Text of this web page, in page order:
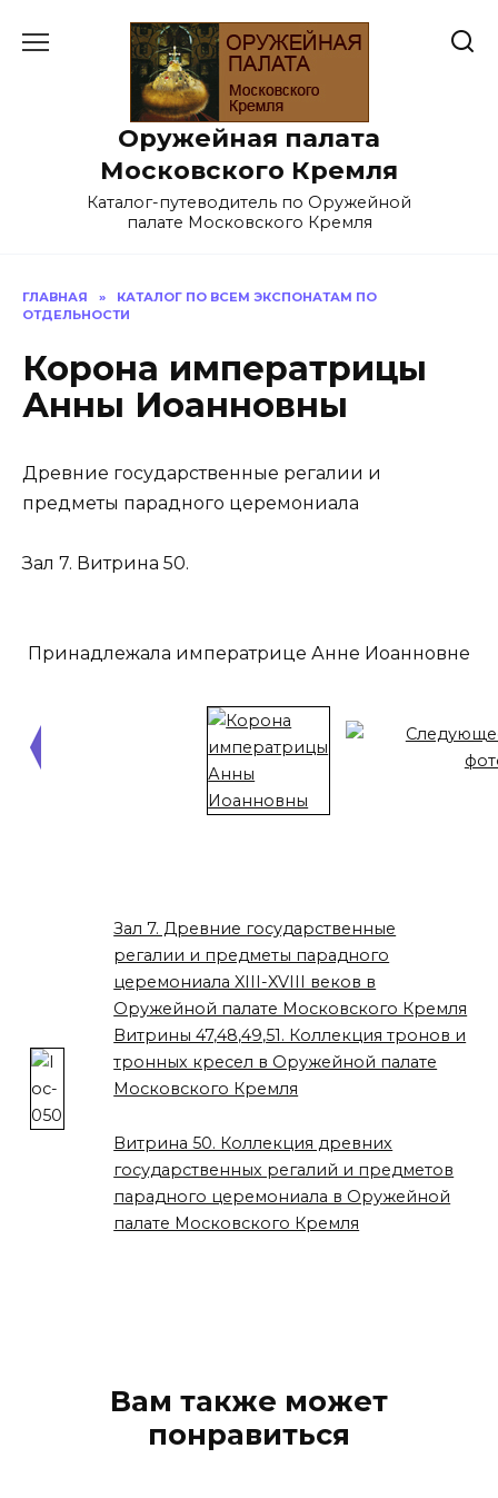
Оружейная палата
Московского Кремля
Каталог-путеводитель по Оружейной
палате Московского Кремля
ГЛАВНАЯ »
КАТАЛОГ ПО ВСЕМ ЭКСПОНАТАМ ПО
ОТДЕЛЬНОСТИ
Корона императрицы
Анны Иоанновны
Древние государственные регалии и
предметы парадного церемониала
Зал 7. Витрина 50.
Принадлежала императрице Анне Иоанновне
Зал 7. Древние государственные
регалии и предметы парадного
церемониала XIII-XVIII веков в
Оружейной палате Московского Кремля
Витрины 47,48,49,51. Коллекция тронов и
тронных кресел в Оружейной палате
Московского Кремля
Витрина 50. Коллекция древних
государственных регалий и предметов
парадного церемониала в Оружейной
палате Московского Кремля
Вам также может
понравиться